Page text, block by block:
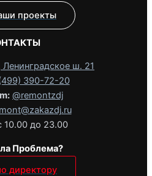
проекты
ш. 21
390-72-20
@remontzdj‬
10.00 до 23.00
Проблема?
директору